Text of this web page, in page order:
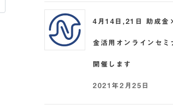
4月14日,21日 助成金
金活用オンラインセミ
開催します
2021年2月25日